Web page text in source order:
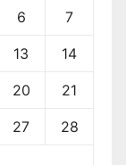
6 7
13 14
20 21
27 28